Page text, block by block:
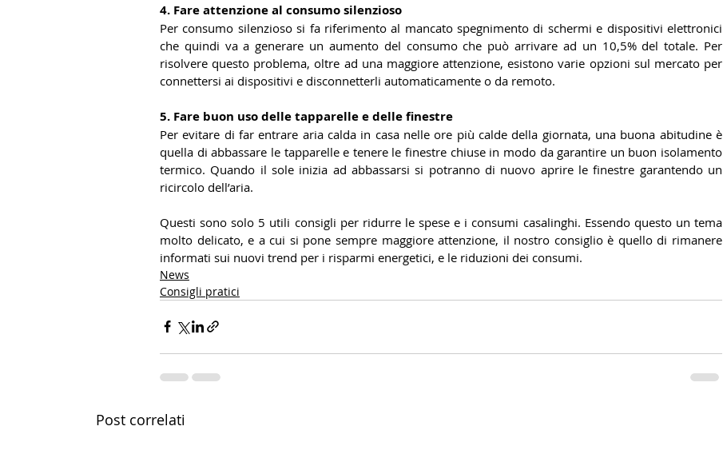
4. Fare attenzione al consumo silenzioso
Per consumo silenzioso si fa riferimento al mancato spegnimento di schermi e dispositivi elettronici
che quindi va a generare un aumento del consumo che può arrivare ad un 10,5% del totale. Per
risolvere questo problema, oltre ad una maggiore attenzione, esistono varie opzioni sul mercato per
connettersi ai dispositivi e disconnetterli automaticamente o da remoto.
5. Fare buon uso delle tapparelle e delle finestre
Per evitare di far entrare aria calda in casa nelle ore più calde della giornata, una buona abitudine è
quella di abbassare le tapparelle e tenere le finestre chiuse in modo da garantire un buon isolamento
termico. Quando il sole inizia ad abbassarsi si potranno di nuovo aprire le finestre garantendo un
ricircolo dell’aria.
Questi sono solo 5 utili consigli per ridurre le spese e i consumi casalinghi. Essendo questo un tema
molto delicato, e a cui si pone sempre maggiore attenzione, il nostro consiglio è quello di rimanere
informati sui nuovi trend per i risparmi energetici, e le riduzioni dei consumi.
News
Consigli pratici
Post correlati